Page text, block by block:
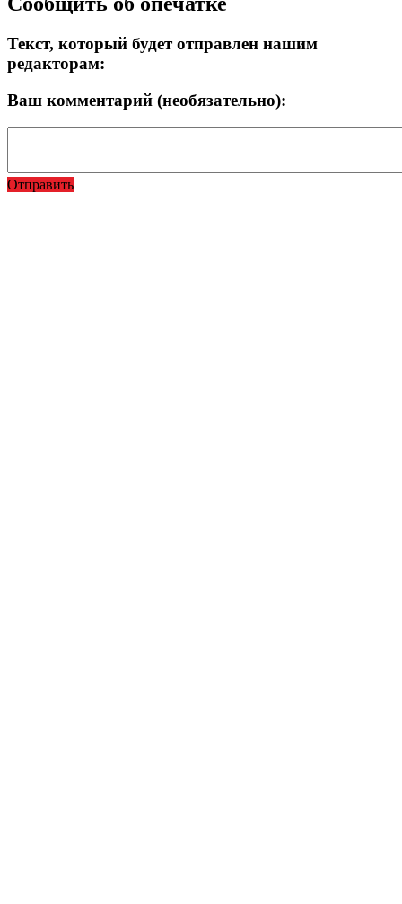
Текст, который будет отправлен нашим
редакторам:
Ваш комментарий (необязательно):
Отправить